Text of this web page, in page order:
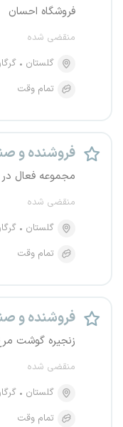
فروشگاه احسان
منقضی شده
گلستان
تمام وقت
فروشنده و
مجموعه فعال
منقضی شده
گلستان
تمام وقت
فروشنده و
زنجیره گوشت
منقضی شده
گلستان
تمام وقت